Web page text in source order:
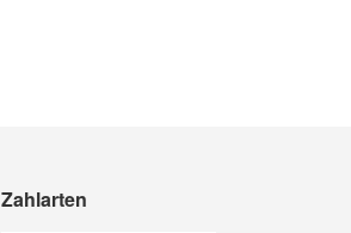
Zahlarten